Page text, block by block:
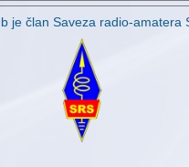
je član Saveza radio-amatera